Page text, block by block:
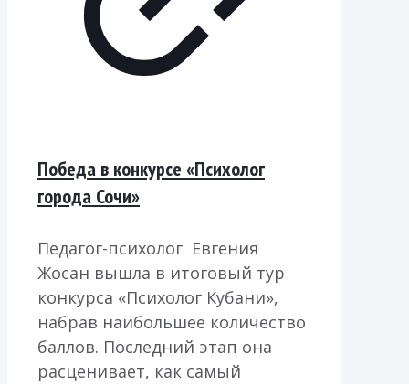
Победа в конкурсе «Психолог
города Сочи»
Педагог-психолог Евгения
Жосан вышла в итоговый тур
конкурса «Психолог Кубани»,
набрав наибольшее количество
баллов. Последний этап она
расценивает, как самый